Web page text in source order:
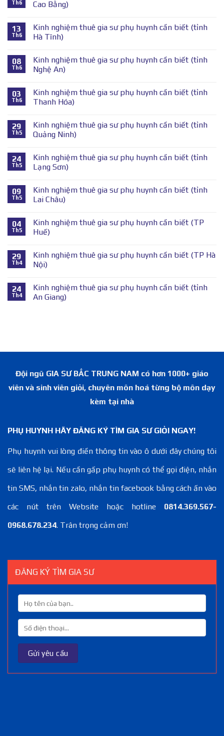
Th6
Cao Bằng)
13
Th6
Kinh nghiệm thuê gia sư phụ huynh cần biết (tỉnh
Hà Tĩnh)
08
Th6
Kinh nghiệm thuê gia sư phụ huynh cần biết (tỉnh
Nghệ An)
03
Th6
Kinh nghiệm thuê gia sư phụ huynh cần biết (tỉnh
Thanh Hóa)
29
Th5
Kinh nghiệm thuê gia sư phụ huynh cần biết (tỉnh
Quảng Ninh)
24
Th5
Kinh nghiệm thuê gia sư phụ huynh cần biết (tỉnh
Lạng Sơn)
09
Th5
Kinh nghiệm thuê gia sư phụ huynh cần biết (tỉnh
Lai Châu)
04
Th5
Kinh nghiệm thuê gia sư phụ huynh cần biết (TP
Huế)
29
Th4
Kinh nghiệm thuê gia sư phụ huynh cần biết (TP Hà
Nội)
24
Th4
Kinh nghiệm thuê gia sư phụ huynh cần biết (tỉnh
An Giang)
Đội ngũ GIA SƯ BẮC TRUNG NAM có hơn 1000+ giáo
viên và sinh viên giỏi, chuyên môn hoá từng bộ môn dạy
kèm tại nhà
PHỤ HUYNH HÃY ĐĂNG KÝ TÌM GIA SƯ GIỎI NGAY!
Phụ huynh vui lòng điền thông tin vào ô dưới đây chúng tôi
sẽ liên hệ lại. Nếu cần gấp phụ huynh có thể gọi điện, nhắn
tin SMS, nhắn tin zalo, nhắn tin facebook bằng cách ấn vào
các nút trên Website hoặc hotline 0814.369.567-
0968.678.234. Trân trọng cảm ơn!
ĐĂNG KÝ TÌM GIA SƯ